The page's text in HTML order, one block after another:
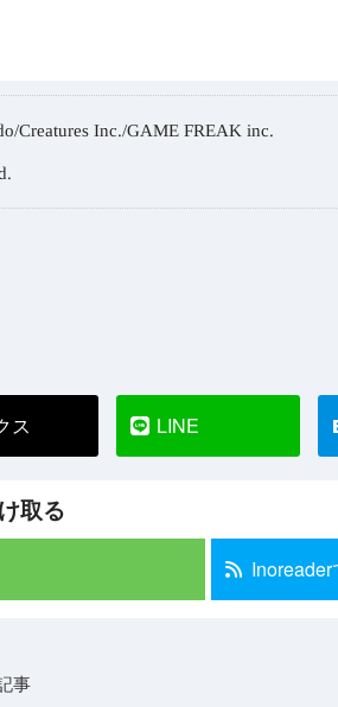
Creatures Inc./GAME FREAK inc.
ス LINE
取る
事